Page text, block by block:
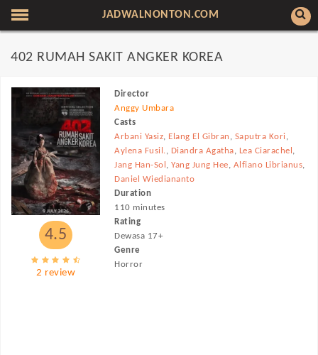
JADWALNONTON.COM
402 RUMAH SAKIT ANGKER KOREA
4.5
2 review
Director
Anggy Umbara
Casts
Arbani Yasiz, Elang El Gibran , Saputra Kori,
Aylena Fusil., Diandra Agatha, Lea Ciarachel ,
Jang Han-Sol ,Yang Jung Hee, Alfiano Librianus,
Daniel Wiediananto
Duration
110 minutes
Rating
Dewasa 17+
Genre
Horror